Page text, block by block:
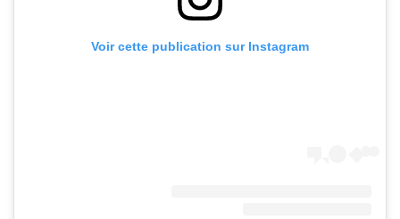
Voir cette publication sur Instagram